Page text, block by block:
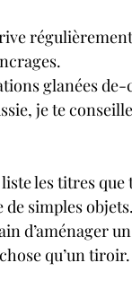
glanées
je te
les titres
simples
d’aménager
qu’un tiroir.